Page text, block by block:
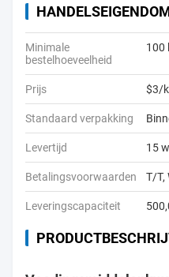
Minimale
bestelhoeveelheid
100
Prijs $3/
Standaard verpakking
Levertijd 15
Betalingsvoorwaarden T/T,
Leveringscapaciteit